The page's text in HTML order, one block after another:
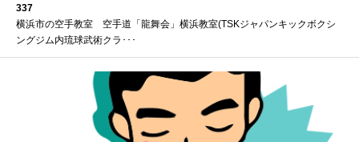
337
横浜市の空手教室 空手道「龍舞会」横浜教室(TSKジャパンキックボクシ
ングジム内琉球武術クラ･･･